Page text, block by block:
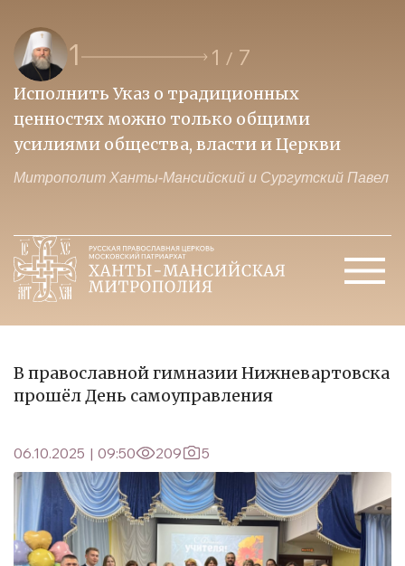
1 1 / 7
Исполнить Указ о традиционных
ценностях можно только общими
усилиями общества, власти и Церкви
Митрополит Ханты-Мансийский и Сургутский Павел
В православной гимназии Нижневартовска
прошёл День самоуправления
06.10.2025 | 09:50 209 5